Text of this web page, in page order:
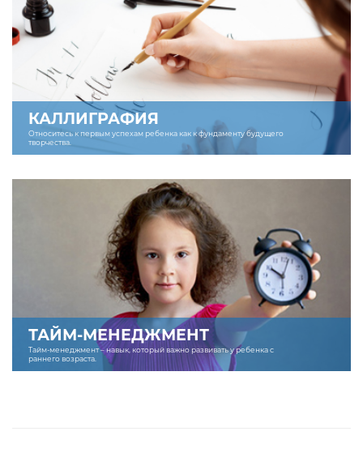
КАЛЛИГРАФИЯ
Относитесь к первым успехам ребенка как к фундаменту будущего
творчества.
ТАЙМ-МЕНЕДЖМЕНТ
Тайм-менеджмент – навык, который важно развивать у ребенка с
раннего возраста.